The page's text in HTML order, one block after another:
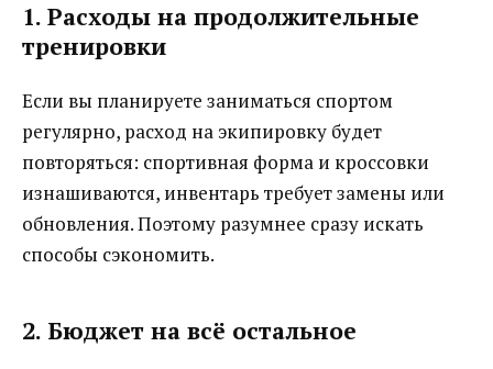
1. Расходы на продолжительные
тренировки
Если вы планируете заниматься спортом
регулярно, расход на экипировку будет
повторяться: спортивная форма и кроссовки
изнашиваются, инвентарь требует замены или
обновления. Поэтому разумнее сразу искать
способы сэкономить.
2. Бюджет на всё остальное